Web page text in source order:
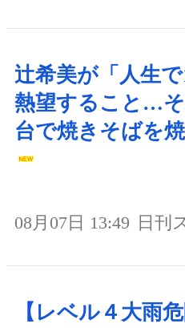
辻希美が「人生
熱望すること…
台で焼きそばを焼
08月07日 13:49 日刊
【レベル４大雨